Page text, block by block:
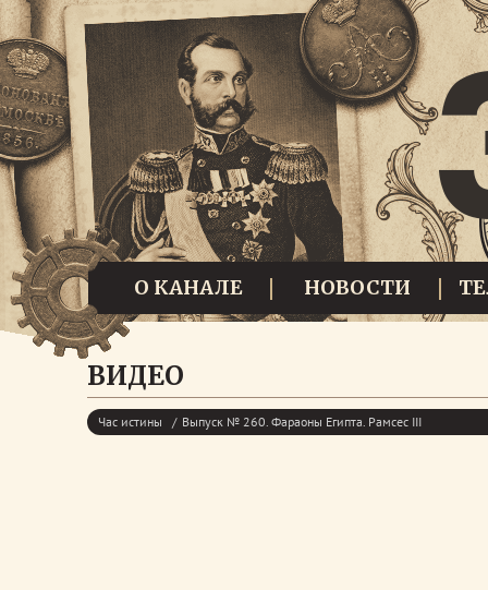
О КАНАЛЕ НОВОСТИ
ВИДЕО
Час истины Выпуск № 260. Фараоны Египта. Рамсес III